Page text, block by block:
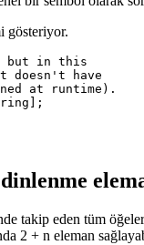
bir sembol olarak
gösteriyor.
but in this
have
at runtime).